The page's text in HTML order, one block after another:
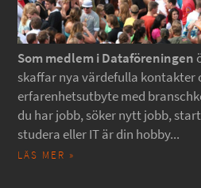
Som medlem i Dataföreningen
skaffar nya värdefulla kontakter
erfarenhetsutbyte med
du har jobb, söker nytt jobb,
studera eller IT är din hobby...
LÄS MER »